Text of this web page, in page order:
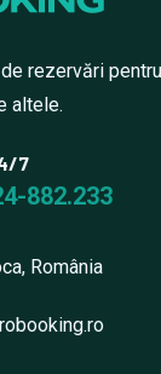
rezervări
altele.
7
882.233
România